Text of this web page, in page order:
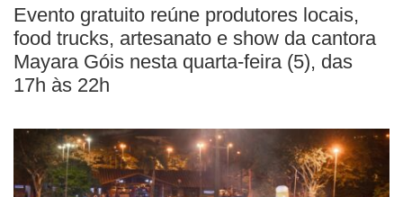
Evento gratuito reúne produtores locais,
food trucks, artesanato e show da cantora
Mayara Góis nesta quarta-feira (5), das
17h às 22h